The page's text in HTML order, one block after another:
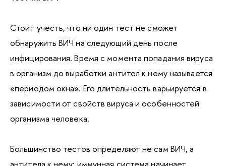
Стоит учесть, что ни один тест не сможет
обнаружить ВИЧ на следующий день после
инфицирования. Время с момента попадания вируса
в организм до выработки антител к нему называется
«периодом окна». Его длительность варьируется в
зависимости от свойств вируса и особенностей
организма человека.
Большинство тестов определяют не сам ВИЧ, а
антитела к нему: иммунная система начинает